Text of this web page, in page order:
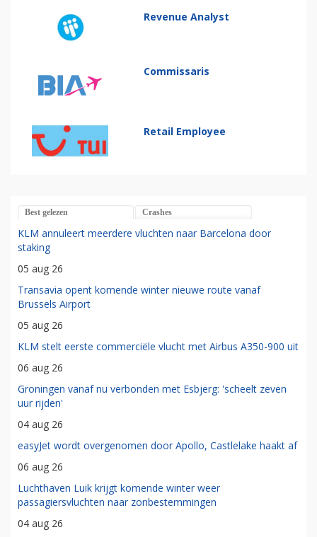
Revenue Analyst
Commissaris
Retail Employee
Best gelezen Crashes
KLM annuleert meerdere vluchten naar Barcelona door
staking
05 aug 26
Transavia opent komende winter nieuwe route vanaf
Brussels Airport
05 aug 26
KLM stelt eerste commerciële vlucht met Airbus A350-900 uit
06 aug 26
Groningen vanaf nu verbonden met Esbjerg: 'scheelt zeven
uur rijden'
04 aug 26
easyJet wordt overgenomen door Apollo, Castlelake haakt af
06 aug 26
Luchthaven Luik krijgt komende winter weer
passagiersvluchten naar zonbestemmingen
04 aug 26